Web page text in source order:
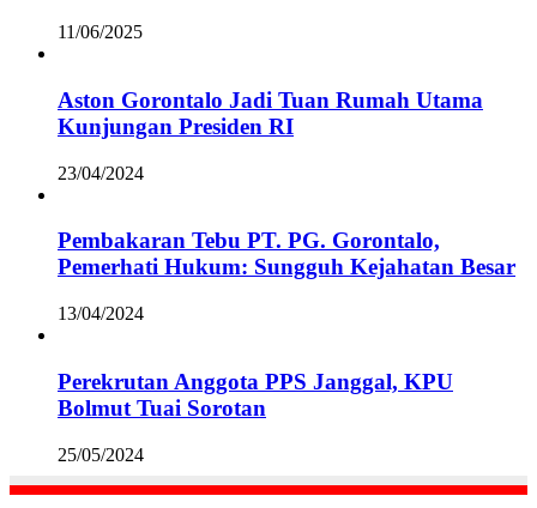
11/06/2025
Aston Gorontalo Jadi Tuan Rumah Utama
Kunjungan Presiden RI
23/04/2024
Pembakaran Tebu PT. PG. Gorontalo,
Pemerhati Hukum: Sungguh Kejahatan Besar
13/04/2024
Perekrutan Anggota PPS Janggal, KPU
Bolmut Tuai Sorotan
25/05/2024